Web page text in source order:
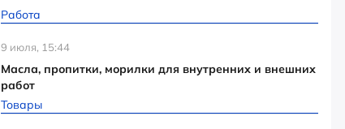
Работа
9 июля, 15:44
Масла, пропитки, морилки для внутренних и внешних
работ
Товары